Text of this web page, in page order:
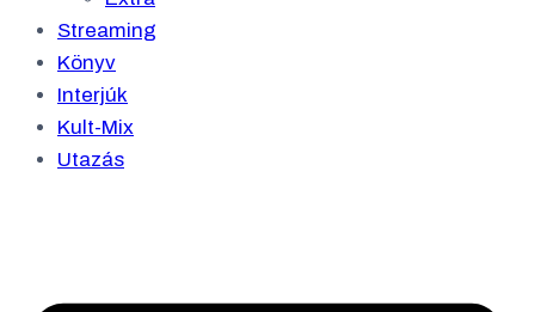
Streaming
Könyv
Interjúk
Kult-Mix
Utazás